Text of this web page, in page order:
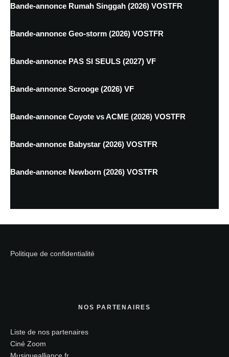
Bande-annonce Rumah Singgah (2026) VOSTFR
Bande-annonce Geo-storm (2026) VOSTFR
Bande-annonce PAS SI SEULS (2027) VF
Bande-annonce Scrooge (2026) VF
Bande-annonce Coyote vs ACME (2026) VOSTFR
Bande-annonce Babystar (2026) VOSTFR
Bande-annonce Newborn (2026) VOSTFR
Politique de confidentialité
NOS PARTENAIRES
Liste de nos partenaires
Ciné Zoom